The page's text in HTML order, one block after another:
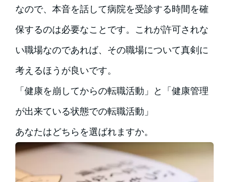
なので、本音を話して病院を受診する時間を確
保するのは必要なことです。これが許可されな
い職場なのであれば、その職場について真剣に
考えるほうが良いです。
「健康を崩してからの転職活動」と「健康管理
が出来ている状態での転職活動」
あなたはどちらを選ばれますか。